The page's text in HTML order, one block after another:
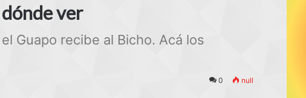
ver
Guapo recibe al Bicho. Acá los
0 null